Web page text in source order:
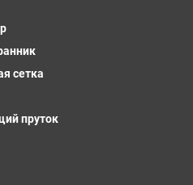
сетка
пруток